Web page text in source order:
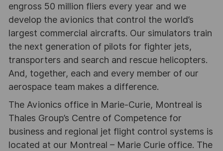
engross 50 million fliers every year and we
develop the avionics that control the world’s
largest commercial aircrafts. Our simulators train
the next generation of pilots for fighter jets,
transporters and search and rescue helicopters.
And, together, each and every member of our
aerospace team makes a difference.
The Avionics office in Marie-Curie, Montreal is
Thales Group’s Centre of Competence for
business and regional jet flight control systems is
located at our Montreal – Marie Curie office. The